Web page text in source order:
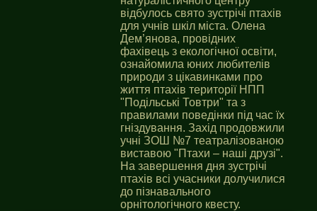
відбулось свято зустрічі птахів
для учнів шкіл міста. Олена
Дем’янова, провідних
фахівець з екологічної освіти,
ознайомила юних любителів
природи з цікавинками про
життя птахів території НПП
"Подільські Товтри" та з
правилами поведінки під час їх
гніздування. Захід продовжили
учні ЗОШ №7 театралізованою
виставою "Птахи – наші друзі".
На завершення дня зустрічі
птахів всі учасники долучилися
до пізнавального
орнітологічного квесту.